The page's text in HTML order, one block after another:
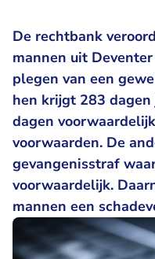
De rechtbank
mannen uit
plegen van een
hen krijgt 283
dagen
voorwaarden. De
gevangenisstraf
voorwaardelijk.
mannen een